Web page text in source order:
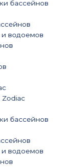
бассейнов
и водоемов
Zodiac
бассейнов
и водоемов